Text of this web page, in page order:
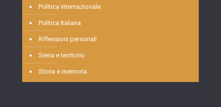
Politica internazionale
Politica Italiana
Riflessioni personali
Siena e territorio
Storia e memoria